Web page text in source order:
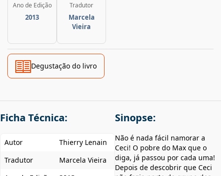
Ano de Edição
2013
Tradutor
Marcela
Vieira
Degustação do livro
Ficha Técnica:
Autor
Thierry Lenain
Tradutor
Marcela Vieira
Sinopse:
Não é nada fácil namorar a
Ceci! O pobre do Max que o
diga, já passou por cada uma!
Depois de descobrir que Ceci